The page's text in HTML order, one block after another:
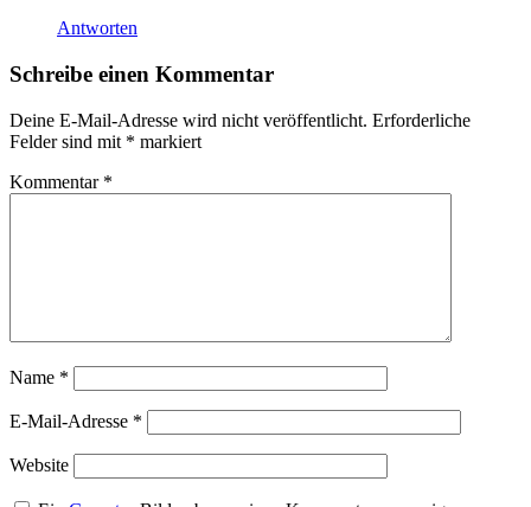
Antworten
Schreibe einen Kommentar
Deine E-Mail-Adresse wird nicht veröffentlicht. Erforderliche
Felder sind mit * markiert
Kommentar *
Name *
E-Mail-Adresse *
Website